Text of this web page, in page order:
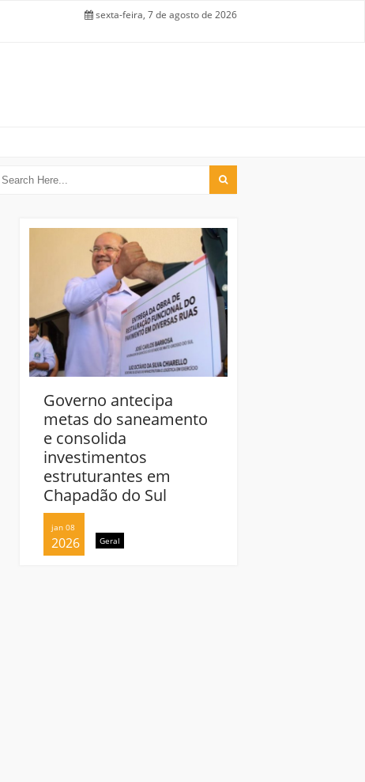
sexta-feira, 7 de agosto de 2026
Governo antecipa
metas do saneamento
e consolida
investimentos
estruturantes em
Chapadão do Sul
jan 08
2026 Geral